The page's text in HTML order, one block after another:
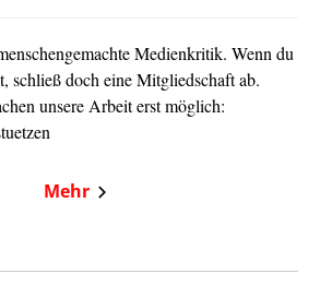
Medienkritik. Wenn du
schließ doch eine Mitgliedschaft ab.
unsere Arbeit erst möglich:
Mehr